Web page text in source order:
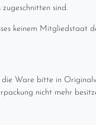
sind.
keinem Mitgliedstaat
Ware bitte in
nicht mehr